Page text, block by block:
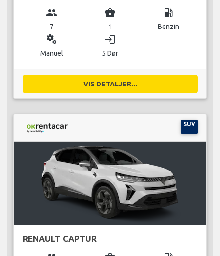
group
7
business_center
1
local_gas_station
Benzin
miscellaneous_services
Manuel
login
5 Dør
VIS DETALJER...
SUV
RENAULT CAPTUR